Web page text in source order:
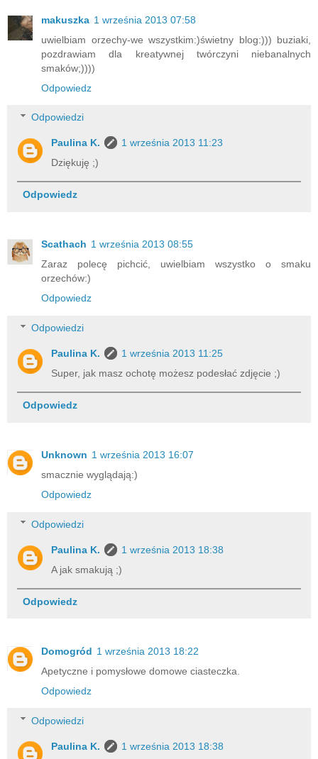
makuszka 1 września 2013 07:58
uwielbiam orzechy-we wszystkim:)świetny blog:))) buziaki,
pozdrawiam dla kreatywnej twórczyni niebanalnych
smaków;))))
Odpowiedz
Odpowiedzi
Paulina K.
1 września 2013 11:23
Dziękuję ;)
Odpowiedz
Scathach 1 września 2013 08:55
Zaraz polecę pichcić, uwielbiam wszystko o smaku
orzechów:)
Odpowiedz
Odpowiedzi
Paulina K.
1 września 2013 11:25
Super, jak masz ochotę możesz podesłać zdjęcie ;)
Odpowiedz
Unknown 1 września 2013 16:07
smacznie wyglądają:)
Odpowiedz
Odpowiedzi
Paulina K.
1 września 2013 18:38
A jak smakują ;)
Odpowiedz
Domogród 1 września 2013 18:22
Apetyczne i pomysłowe domowe ciasteczka.
Odpowiedz
Odpowiedzi
Paulina K.
1 września 2013 18:38